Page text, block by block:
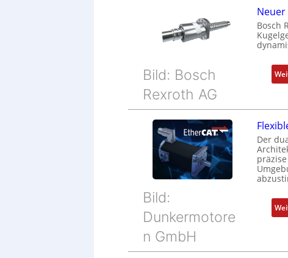
Bild: Bosch
Rexroth AG
Bosch
Bild:
Dunkermotore
n GmbH
Der